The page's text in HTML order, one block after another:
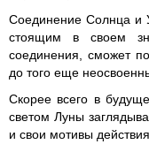
Соединение Солнца и
стоящим в своем
соединения, сможет
до того еще
Скорее всего в
светом Луны
и свои мотивы действия.